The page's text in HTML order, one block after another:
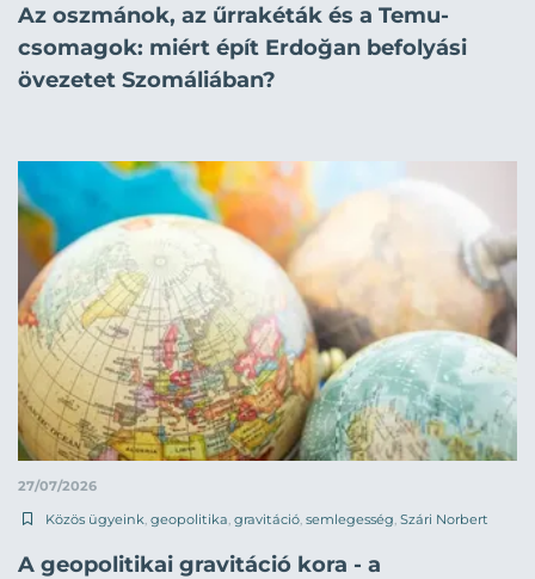
Az oszmánok, az űrrakéták és a Temu-
csomagok: miért épít Erdoğan befolyási
övezetet Szomáliában?
27/07/2026
Közös ügyeink geopolitika gravitáció semlegesség Szári Norbert
A geopolitikai gravitáció kora - a